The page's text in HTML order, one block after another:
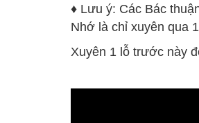
♦ Lưu ý: Các Bác
Nhớ là chỉ xuyên qua
Xuyên 1 lỗ trước này